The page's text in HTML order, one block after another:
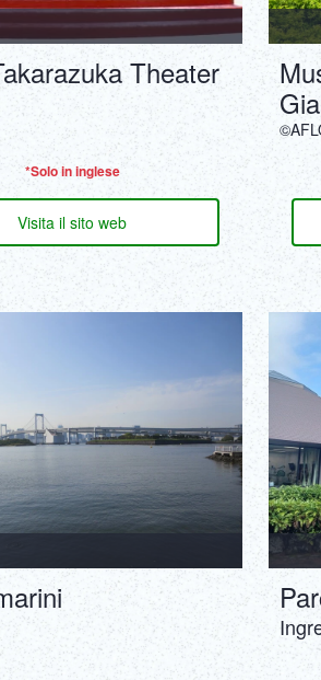
Theater
*Solo in inglese
Visita il sito web